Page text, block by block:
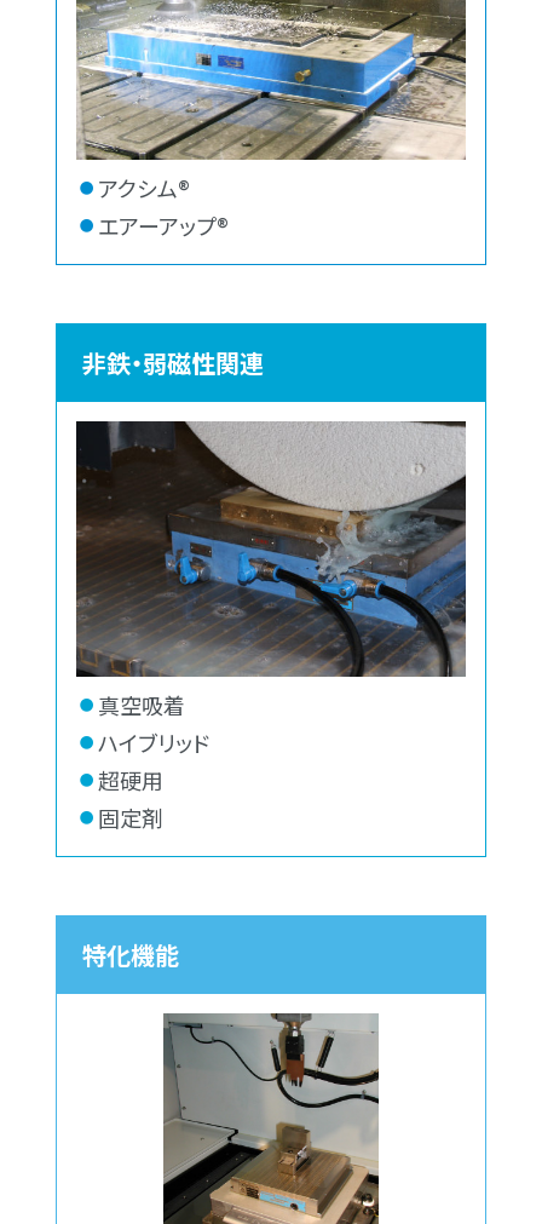
アクシム®
エアーアップ®
非鉄・弱磁性関連
真空吸着
ハイブリッド
超硬用
固定剤
特化機能